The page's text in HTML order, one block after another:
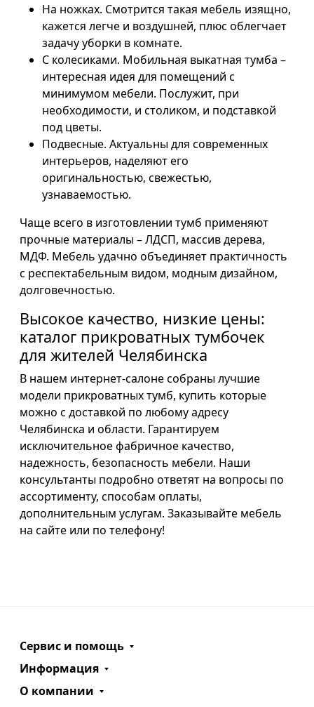
На ножках. Смотрится такая мебель изящно,
кажется легче и воздушней, плюс облегчает
задачу уборки в комнате.
С колесиками. Мобильная выкатная тумба –
интересная идея для помещений с
минимумом мебели. Послужит, при
необходимости, и столиком, и подставкой
под цветы.
Подвесные. Актуальны для современных
интерьеров, наделяют его
оригинальностью, свежестью,
узнаваемостью.
Чаще всего в изготовлении тумб применяют
прочные материалы – ЛДСП, массив дерева,
МДФ. Мебель удачно объединяет практичность
с респектабельным видом, модным дизайном,
долговечностью.
Высокое качество, низкие цены:
каталог прикроватных тумбочек
для жителей Челябинска
В нашем интернет-салоне собраны лучшие
модели прикроватных тумб, купить которые
можно с доставкой по любому адресу
Челябинска и области. Гарантируем
исключительное фабричное качество,
надежность, безопасность мебели. Наши
консультанты подробно ответят на вопросы по
ассортименту, способам оплаты,
дополнительным услугам. Заказывайте мебель
на сайте или по телефону!
Сервис и помощь
Информация
О компании